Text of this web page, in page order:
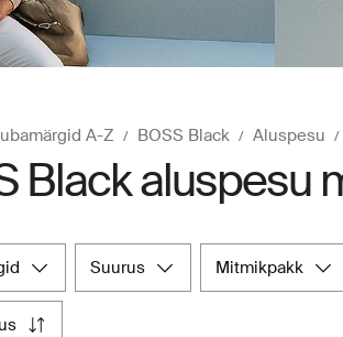
A-Z BOSS Black Aluspesu
Black aluspesu
suurus mitmikpakk